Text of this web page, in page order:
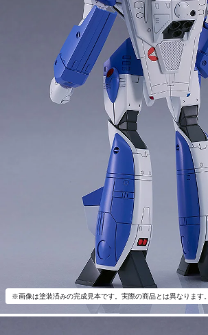
※画像は塗装済みの完成見本です。実際の商品とは異なります。